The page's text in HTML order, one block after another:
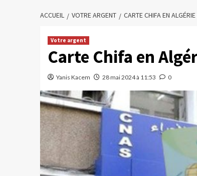
ACCUEIL VOTRE ARGENT CARTE CHIFA EN
Votre argent
Carte Chifa en
Yanis Kacem 28 mai 2024 à 11:53 0